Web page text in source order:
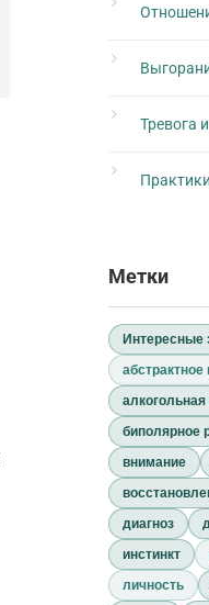
Тревога
Метки
Интересные
биполярное
внимание
диагноз
инстинкт
личность